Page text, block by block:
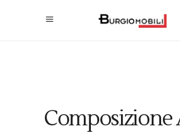
Composizione